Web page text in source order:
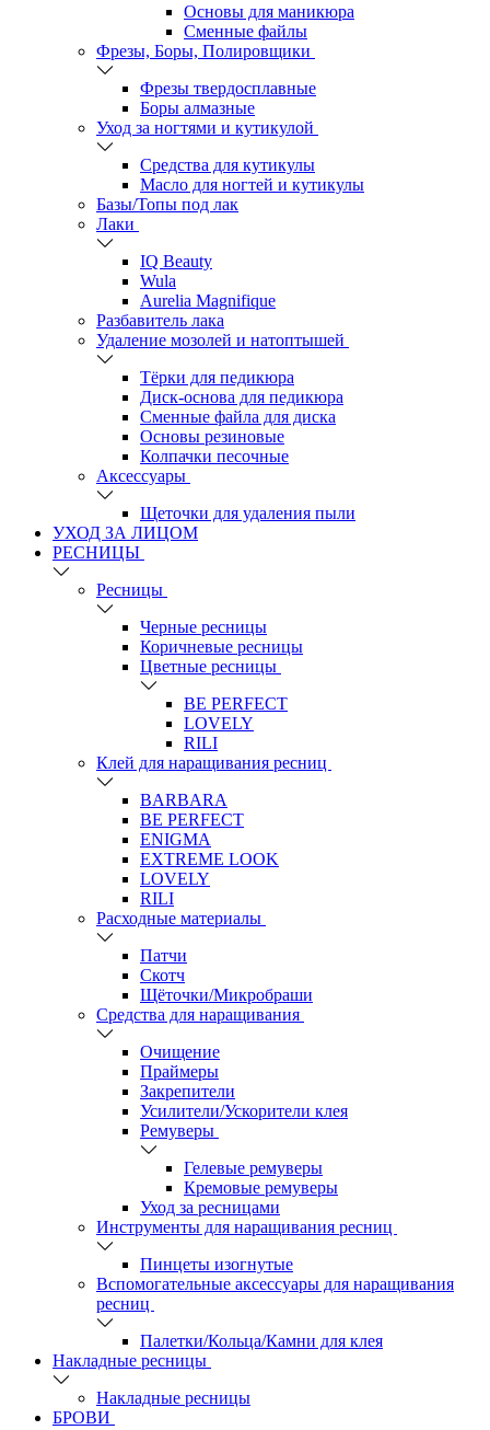
Основы для маникюра
Сменные файлы
Фрезы, Боры, Полировщики
Фрезы твердосплавные
Боры алмазные
Уход за ногтями и кутикулой
Средства для кутикулы
Масло для ногтей и кутикулы
Базы/Топы под лак
Лаки
IQ Beauty
Wula
Aurelia Magnifique
Разбавитель лака
Удаление мозолей и натоптышей
Тёрки для педикюра
Диск-основа для педикюра
Сменные файла для диска
Основы резиновые
Колпачки песочные
Аксессуары
Щеточки для удаления пыли
УХОД ЗА ЛИЦОМ
РЕСНИЦЫ
Ресницы
Черные ресницы
Коричневые ресницы
Цветные ресницы
BE PERFECT
LOVELY
RILI
Клей для наращивания ресниц
BARBARA
BE PERFECT
ENIGMA
EXTREME LOOK
LOVELY
RILI
Расходные материалы
Патчи
Скотч
Щёточки/Микробраши
Средства для наращивания
Очищение
Праймеры
Закрепители
Усилители/Ускорители клея
Ремуверы
Гелевые ремуверы
Кремовые ремуверы
Уход за ресницами
Инструменты для наращивания ресниц
Пинцеты изогнутые
Вспомогательные аксессуары для наращивания
ресниц
Палетки/Кольца/Камни для клея
Накладные ресницы
Накладные ресницы
БРОВИ